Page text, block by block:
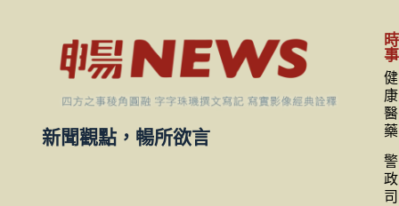
新聞觀點，暢所欲言
時
事
健
康
醫
藥
警
政
司